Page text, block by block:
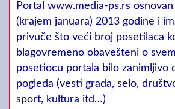
Portal www.media-ps.rs
(krajem januara) 2013 godine i
privuče što veći broj posetilaca
blagovremeno obavešteni o
posetiocu portala bilo zanimljivo
pogleda (vesti grada, selo,
sport, kultura itd…)